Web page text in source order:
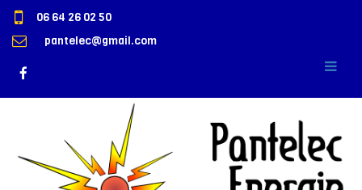
06 64 26 02 50
pantelec@gmail.com